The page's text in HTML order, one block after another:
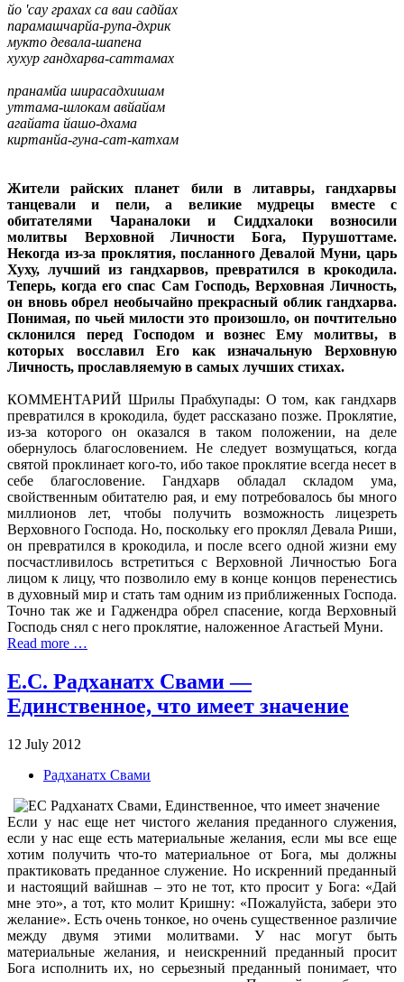
йо 'сау грахах са ваи садйах
парамашчарйа-рупа-дхрик
мукто девала-шапена
хухур гандхарва-саттамах
пранамйа ширасадхишам
уттама-шлокам авйайам
агайата йашо-дхама
киртанйа-гуна-сат-катхам
Жители райских планет били в литавры, гандхарвы
танцевали и пели, а великие мудрецы вместе с
обитателями Чараналоки и Сиддхалоки возносили
молитвы Верховной Личности Бога, Пурушоттаме.
Некогда из-за проклятия, посланного Девалой Муни, царь
Хуху, лучший из гандхарвов, превратился в крокодила.
Теперь, когда его спас Сам Господь, Верховная Личность,
он вновь обрел необычайно прекрасный облик гандхарва.
Понимая, по чьей милости это произошло, он почтительно
склонился перед Господом и вознес Ему молитвы, в
которых восславил Его как изначальную Верховную
Личность, прославляемую в самых лучших стихах.
КОММЕНТАРИЙ Шрилы Прабхупады: О том, как гандхарв
превратился в крокодила, будет рассказано позже. Проклятие,
из-за которого он оказался в таком положении, на деле
обернулось благословением. Не следует возмущаться, когда
святой проклинает кого-то, ибо такое проклятие всегда несет в
себе благословение. Гандхарв обладал складом ума,
свойственным обитателю рая, и ему потребовалось бы много
миллионов лет, чтобы получить возможность лицезреть
Верховного Господа. Но, поскольку его проклял Девала Риши,
он превратился в крокодила, и после всего одной жизни ему
посчастливилось встретиться с Верховной Личностью Бога
лицом к лицу, что позволило ему в конце концов перенестись
в духовный мир и стать там одним из приближенных Господа.
Точно так же и Гаджендра обрел спасение, когда Верховный
Господь снял с него проклятие, наложенное Агастьей Муни.
Read more …
Е.С. Радханатх Свами —
Единственное, что имеет значение
12 July 2012
Радханатх Свами
Если у нас еще нет чистого желания преданного служения,
если у нас еще есть материальные желания, если мы все еще
хотим получить что-то материальное от Бога, мы должны
практиковать преданное служение. Но искренний преданный
и настоящий вайшнав – это не тот, кто просит у Бога: «Дай
мне это», а тот, кто молит Кришну: «Пожалуйста, забери это
желание». Есть очень тонкое, но очень существенное различие
между двумя этими молитвами. У нас могут быть
материальные желания, и неискренний преданный просит
Бога исполнить их, но серьезный преданный понимает, что